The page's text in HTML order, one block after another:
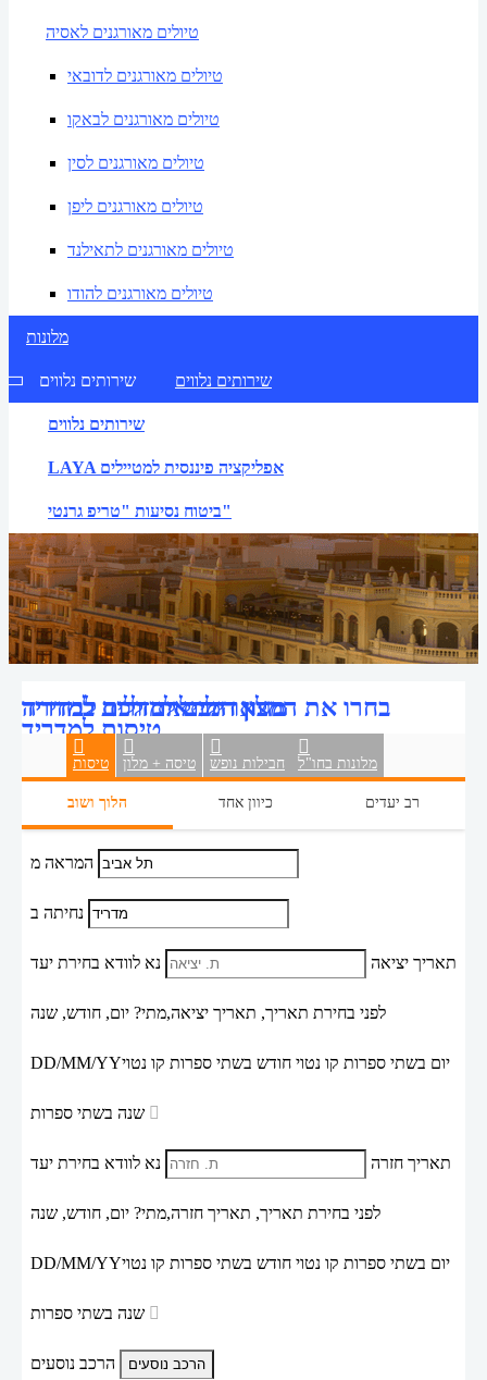
טיולים מאורגנים לאסיה
טיולים מאורגנים לדובאי
טיולים מאורגנים לבאקו
טיולים מאורגנים לסין
טיולים מאורגנים ליפן
טיולים מאורגנים לתאילנד
טיולים מאורגנים להודו
מלונות
שירותים נלווים שירותים נלווים
שירותים נלווים
LAYA אפליקציה פיננסית למטיילים
ביטוח נסיעות "טריפ גרנטי"
טיסות טיסה + מלון חבילות נופש מלונות בחו"ל
טיסות למדריד
הלוך ושוב כיוון אחד רב יעדים
המראה מ
נחיתה ב
תאריך יציאה נא לוודא בחירת יעד
לפני בחירת תאריך, תאריך יציאה,מתי? יום, חודש, שנה
DD/MM/YYיום בשתי ספרות קו נטוי חודש בשתי ספרות קו נטוי
תאריך חזרה נא לוודא בחירת יעד
לפני בחירת תאריך, תאריך חזרה,מתי? יום, חודש, שנה
DD/MM/YYיום בשתי ספרות קו נטוי חודש בשתי ספרות קו נטוי
הרכב נוסעים
מצאו חבילות זולות למדריד
מגוון דילים למדריד לבחירה
בחרו את המלון המתאים לכם במדריד